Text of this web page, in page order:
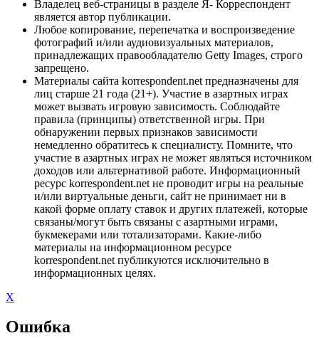
Владелец веб-страницы в разделе Я- Корреспондент
является автор публикации.
Любое копирование, перепечатка и воспроизведение
фотографий и/или аудиовизуальных материалов,
принадлежащих правообладателю Getty Images, строго
запрещено.
Материалы сайта korrespondent.net предназначены для
лиц старше 21 года (21+). Участие в азартных играх
может вызвать игровую зависимость. Соблюдайте
правила (принципы) ответственной игры. При
обнаружении первых признаков зависимости
немедленно обратитесь к специалисту. Помните, что
участие в азартных играх не может являться источником
доходов или альтернативой работе. Информационный
ресурс korrespondent.net не проводит игры на реальные
и/или виртуальные деньги, сайт не принимает ни в
какой форме оплату ставок и других платежей, которые
связаны/могут быть связаны с азартными играми,
букмекерами или тотализаторами. Какие-либо
материалы на информационном ресурсе
korrespondent.net публикуются исключительно в
информационных целях.
X
Ошибка